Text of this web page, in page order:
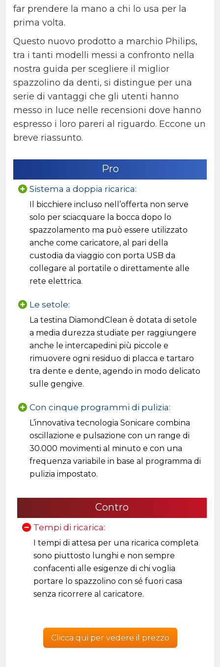
far prendere la mano a chi lo usa per la
prima volta.
Questo nuovo prodotto a marchio Philips,
tra i tanti modelli messi a confronto nella
nostra guida per scegliere il miglior
spazzolino da denti, si distingue per una
serie di vantaggi che gli utenti hanno
messo in luce nelle recensioni dove hanno
espresso i loro pareri al riguardo. Eccone un
breve riassunto.
Pro
Sistema a doppia ricarica:
Il bicchiere incluso nell’offerta non serve
solo per sciacquare la bocca dopo lo
spazzolamento ma può essere utilizzato
anche come caricatore, al pari della
custodia da viaggio con porta USB da
collegare al portatile o direttamente alle
rete elettrica.
Le setole:
La testina DiamondClean è dotata di setole
a media durezza studiate per raggiungere
anche le intercapedini più piccole e
rimuovere ogni residuo di placca e tartaro
tra dente e dente, agendo in modo delicato
sulle gengive.
Con cinque programmi di pulizia:
L’innovativa tecnologia Sonicare combina
oscillazione e pulsazione con un range di
30.000 movimenti al minuto e con una
frequenza variabile in base al programma di
pulizia impostato.
Contro
Tempi di ricarica:
I tempi di attesa per una ricarica completa
sono piuttosto lunghi e non sempre
confacenti alle esigenze di chi voglia
portare lo spazzolino con sé fuori casa
senza ricorrere al caricatore.
Clicca qui per vedere il prezzo